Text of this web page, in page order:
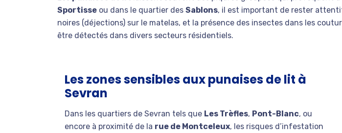
Sportisse ou dans le quartier des Sablons, il est important de rester
noires (déjections) sur le matelas, et la présence des insectes dans les
être détectés dans divers secteurs résidentiels.
Les zones sensibles aux punaises de lit à
Sevran
Dans les quartiers de Sevran tels que Les Trèfles, Pont-Blanc, ou
encore à proximité de la rue de Montceleux, les risques d’infestation